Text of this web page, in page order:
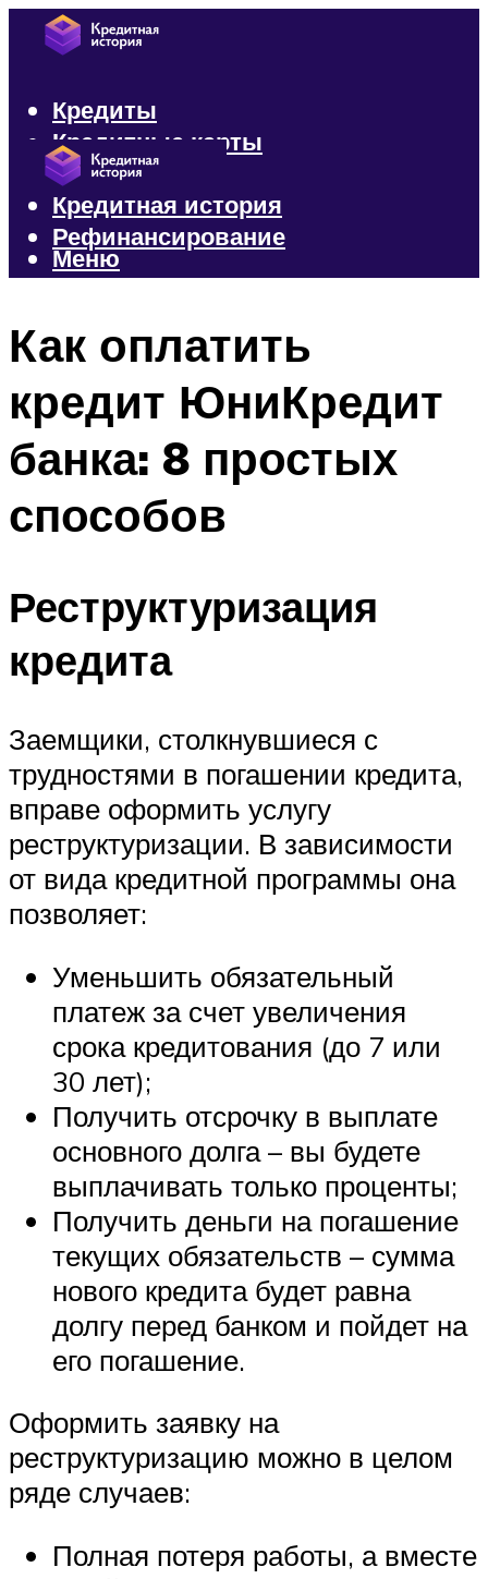
Кредиты
Кредитные карты
Микрозаймы
Кредитная история
Рефинансирование
Меню
Как оплатить
кредит ЮниКредит
банка: 8 простых
способов
Реструктуризация
кредита
Заемщики, столкнувшиеся с
трудностями в погашении кредита,
вправе оформить услугу
реструктуризации. В зависимости
от вида кредитной программы она
позволяет:
Уменьшить обязательный
платеж за счет увеличения
срока кредитования (до 7 или
30 лет);
Получить отсрочку в выплате
основного долга – вы будете
выплачивать только проценты;
Получить деньги на погашение
текущих обязательств – сумма
нового кредита будет равна
долгу перед банком и пойдет на
его погашение.
Оформить заявку на
реструктуризацию можно в целом
ряде случаев:
Полная потеря работы, а вместе